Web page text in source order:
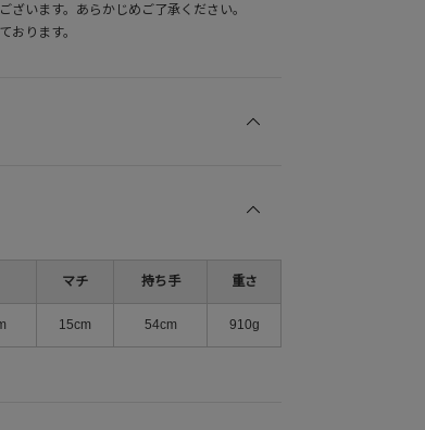
います。あらかじめご了承ください。
おります。
マチ 持ち手 重さ
15cm 54cm 910g